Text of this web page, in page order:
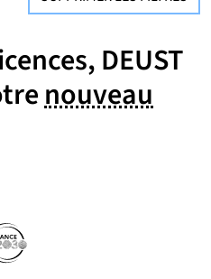
DEUST
nouveau
fenêtre)
fenêtre)
(nouvelle fenêtre)